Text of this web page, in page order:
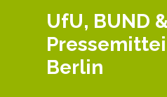
UfU, BUND
Berlin